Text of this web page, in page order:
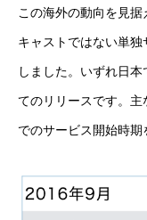
この海外の動向を見
キャストではない単
しました。いずれ日
てのリリースです。
でのサービス開始時期